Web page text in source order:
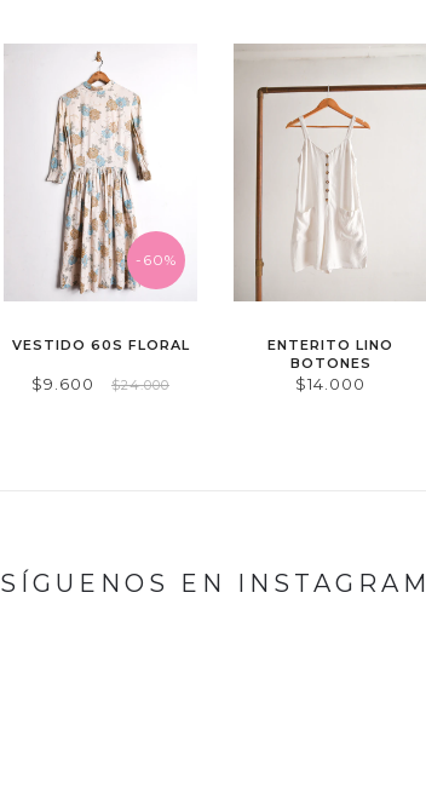
-60%
VESTIDO 60S FLORAL
$9.600 $24.000
ENTERITO LINO
BOTONES
$14.000
SÍGUENOS EN INSTAGRAM